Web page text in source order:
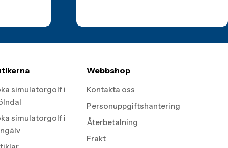
simulatorgolf i
simulatorgolf i
Webbshop
Kontakta oss
Personuppgiftshantering
Återbetalning
Frakt